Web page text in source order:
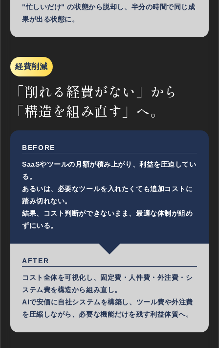
"忙しいだけ" の状態から脱却し、半分の時間で同じ成
果が出る状態に。
経費削減
「削れる経費がない」から
「構造を組み直す」へ。
BEFORE
SaaSやツールの月額が積み上がり、利益を圧迫してい
る。
あるいは、必要なツールを入れたくても追加コストに
踏み切れない。
結果、コスト判断ができないまま、最適な体制が組め
ずにいる。
AFTER
コスト全体を可視化し、固定費・人件費・外注費・シ
ステム費を構造から組み直し。
AIで安価に自社システムを構築し、ツール費や外注費
を圧縮しながら、必要な機能だけを残す利益体質へ。